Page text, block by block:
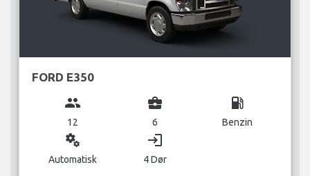
FORD E350
group
12
business_center
6
local_gas_station
Benzin
miscellaneous_services
Automatisk
login
4 Dør